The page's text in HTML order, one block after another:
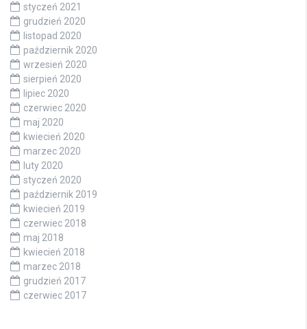
styczeń 2021
grudzień 2020
listopad 2020
październik 2020
wrzesień 2020
sierpień 2020
lipiec 2020
czerwiec 2020
maj 2020
kwiecień 2020
marzec 2020
luty 2020
styczeń 2020
październik 2019
kwiecień 2019
czerwiec 2018
maj 2018
kwiecień 2018
marzec 2018
grudzień 2017
czerwiec 2017